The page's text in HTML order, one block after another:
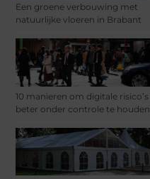
Een groene verbouwing met
natuurlijke vloeren in Brabant
10 manieren om digitale risico’s
beter onder controle te houden